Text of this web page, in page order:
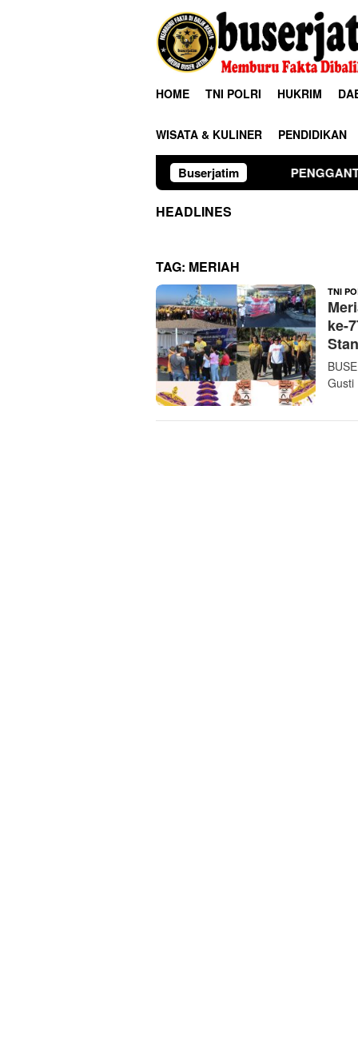
HOME TNI POLRI HUKRIM
WISATA & KULINER PENDIDIKAN
Buserjatim
PENGGANTIAN
HEADLINES
TAG: MERIAH
TNI
ke-
Gusti